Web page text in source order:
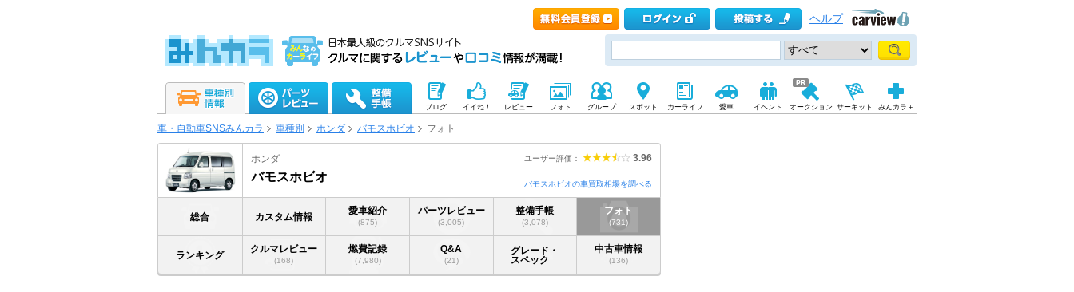
ヘルプ
ブログ イイね！ レビュー フォト グループ スポット カーライフ 愛車 イベント オークション サーキット みんカラ＋
車・自動車SNSみんカラ 車種別 ホンダ バモスホビオ フォト
ユーザー評価： 3.96
ホンダ
バモスホビオ
バモスホビオの車買取相場を調べる
総合 カスタム情報
愛車紹介
(875)
パーツレビュー
(3,005)
整備手帳
(3,078)
フォト
(731)
ランキング
クルマレビュー
(168)
燃費記録
(7,980)
Q&A
(21)
グレード・
スペック
中古車情報
(136)